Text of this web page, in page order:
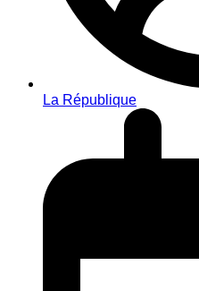
La République